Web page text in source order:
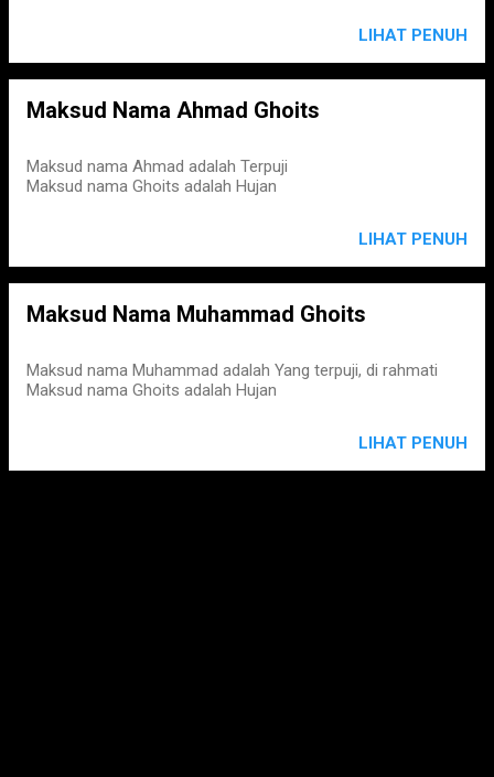
LIHAT PENUH
Maksud Nama Ahmad Ghoits
Maksud nama Ahmad adalah Terpuji
Maksud nama Ghoits adalah Hujan
LIHAT PENUH
Maksud Nama Muhammad Ghoits
Maksud nama Muhammad adalah Yang terpuji, di rahmati
Maksud nama Ghoits adalah Hujan
LIHAT PENUH